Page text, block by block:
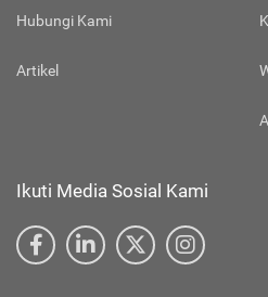
Hubungi Kami
Artikel
Ikuti Media Sosial Kami